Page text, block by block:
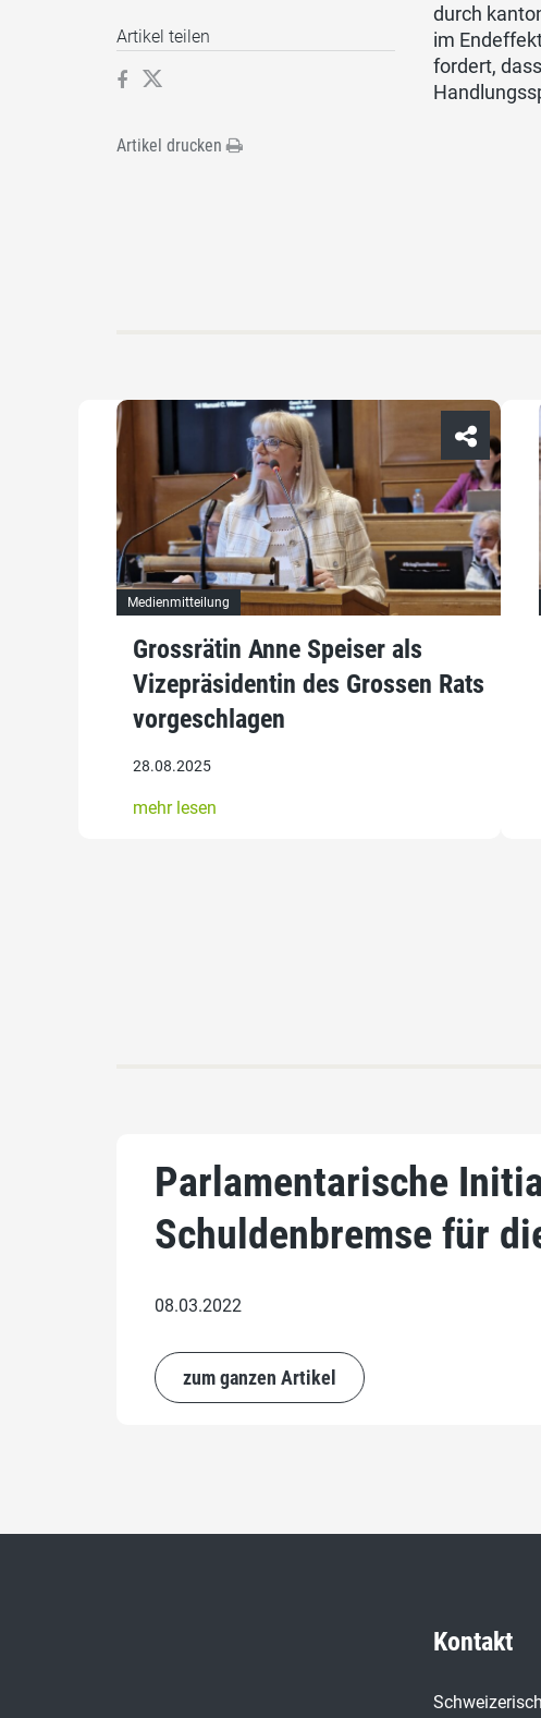
durch
im
fordert,
Artikel teilen
Artikel drucken
Medienmitteilung
Grossrätin Anne Speiser als
Vizepräsidentin des Grossen Rats
vorgeschlagen
28.08.2025
mehr lesen
Parlamentarische
Schuldenbremse für
08.03.2022
zum ganzen Artikel
Kontakt